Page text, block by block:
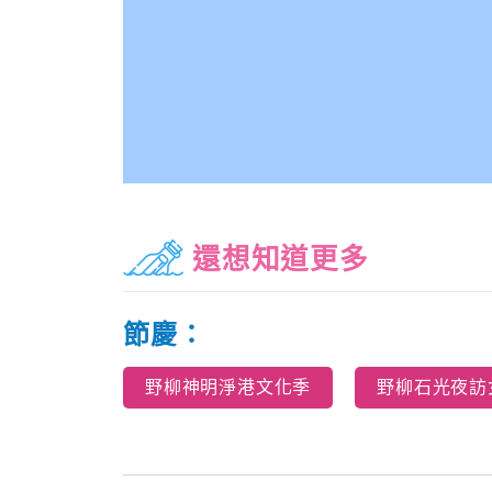
還想知道更多
節慶：
野柳神明淨港文化季 野柳石光夜訪